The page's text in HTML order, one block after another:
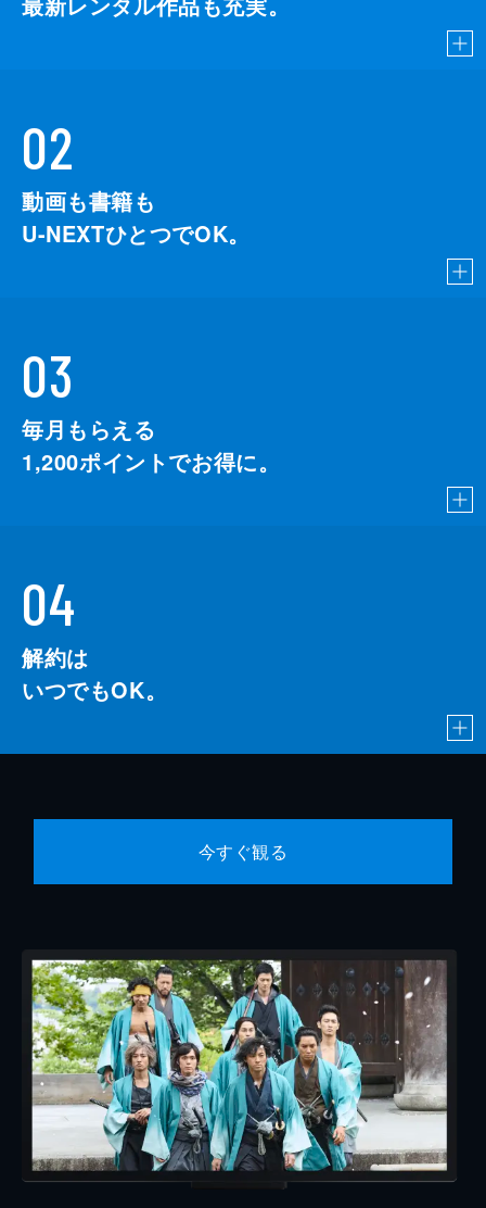
02
動画も書籍も
U-NEXTひとつでOK。
03
毎月もらえる
1,200ポイントでお得に。
04
解約は
いつでもOK。
今すぐ観る